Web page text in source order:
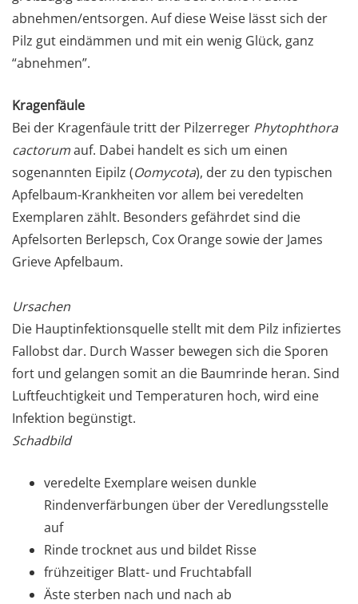
abnehmen/entsorgen. Auf diese Weise lässt sich der
Pilz gut eindämmen und mit ein wenig Glück, ganz
“abnehmen”.
Kragenfäule
Bei der Kragenfäule tritt der Pilzerreger Phytophthora
cactorumauf. Dabei handelt es sich um einen
sogenannten Eipilz (Oomycota), der zu den typischen
Apfelbaum-Krankheiten vor allem bei veredelten
Exemplaren zählt. Besonders gefährdet sind die
Apfelsorten Berlepsch, Cox Orange sowie der James
Grieve Apfelbaum.
Ursachen
Die Hauptinfektionsquelle stellt mit dem Pilz infiziertes
Fallobst dar. Durch Wasser bewegen sich die Sporen
fort und gelangen somit an die Baumrinde heran. Sind
Luftfeuchtigkeit und Temperaturen hoch, wird eine
Infektion begünstigt.
Schadbild
veredelte Exemplare weisen dunkle
Rindenverfärbungen über der Veredlungsstelle
auf
Rinde trocknet aus und bildet Risse
frühzeitiger Blatt- und Fruchtabfall
Äste sterben nach und nach ab